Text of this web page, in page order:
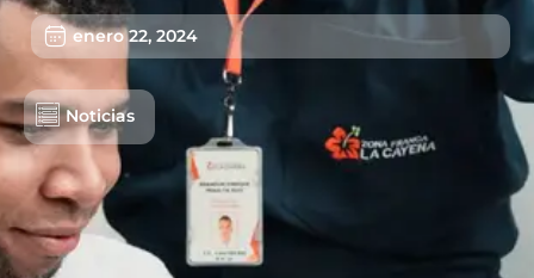
Sostenibilidad
Nosotros
Trabaja con nosotros
enero 22, 2024
Noticias